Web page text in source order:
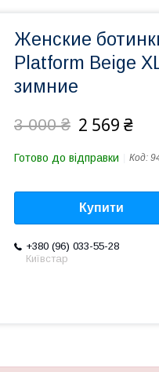
Женские
Platform Beige
зимние
3 000 ₴ 2 569 ₴
Готово до відправки Код:
Купити
+380 (96) 033-55-28
Київстар